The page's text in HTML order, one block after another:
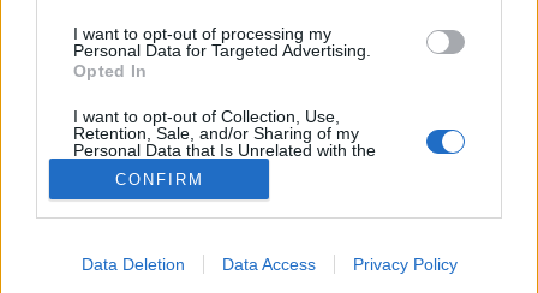
I want to opt-out of processing my
Personal Data for Targeted Advertising.
Opted In
I want to opt-out of Collection, Use,
Retention, Sale, and/or Sharing of my
Personal Data that Is Unrelated with the
Purposes for which it was collected.
Opted Out
CONFIRM
Data Deletion Data Access Privacy Policy
2026. január 30. 18:24
Küldés Küldés Messengeren